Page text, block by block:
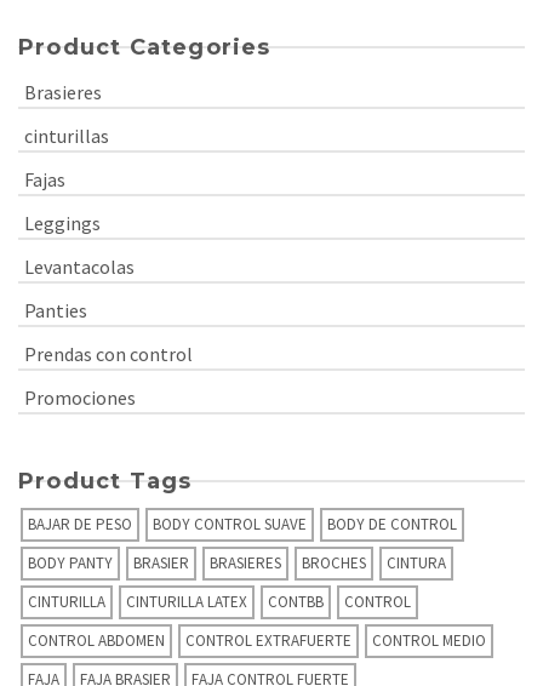
Product Categories
Brasieres
cinturillas
Fajas
Leggings
Levantacolas
Panties
Prendas con control
Promociones
Product Tags
BAJAR DE PESO BODY CONTROL SUAVE
BODY DE CONTROL
BODY PANTY
BRASIER BRASIERES BROCHES
CINTURA
CINTURILLA
CINTURILLA LATEX CONTBB
CONTROL
CONTROL ABDOMEN
CONTROL EXTRAFUERTE
CONTROL MEDIO
FAJA
FAJA BRASIER
FAJA CONTROL FUERTE